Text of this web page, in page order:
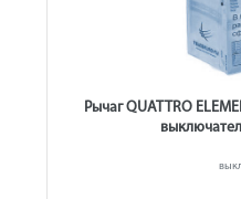
Рычаг QUATTRO